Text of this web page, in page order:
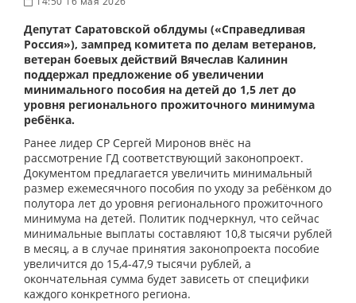
Депутат Саратовской облдумы («Справедливая
Россия»), зампред комитета по делам ветеранов,
ветеран боевых действий Вячеслав Калинин
поддержал предложение об увеличении
минимального пособия на детей до 1,5 лет до
уровня регионального прожиточного минимума
ребёнка.
Ранее лидер СР Сергей Миронов внёс на
рассмотрение ГД соответствующий законопроект.
Документом предлагается увеличить минимальный
размер ежемесячного пособия по уходу за ребёнком до
полутора лет до уровня регионального прожиточного
минимума на детей. Политик подчеркнул, что сейчас
минимальные выплаты составляют 10,8 тысячи рублей
в месяц, а в случае принятия законопроекта пособие
увеличится до 15,4-47,9 тысячи рублей, а
окончательная сумма будет зависеть от специфики
каждого конкретного региона.